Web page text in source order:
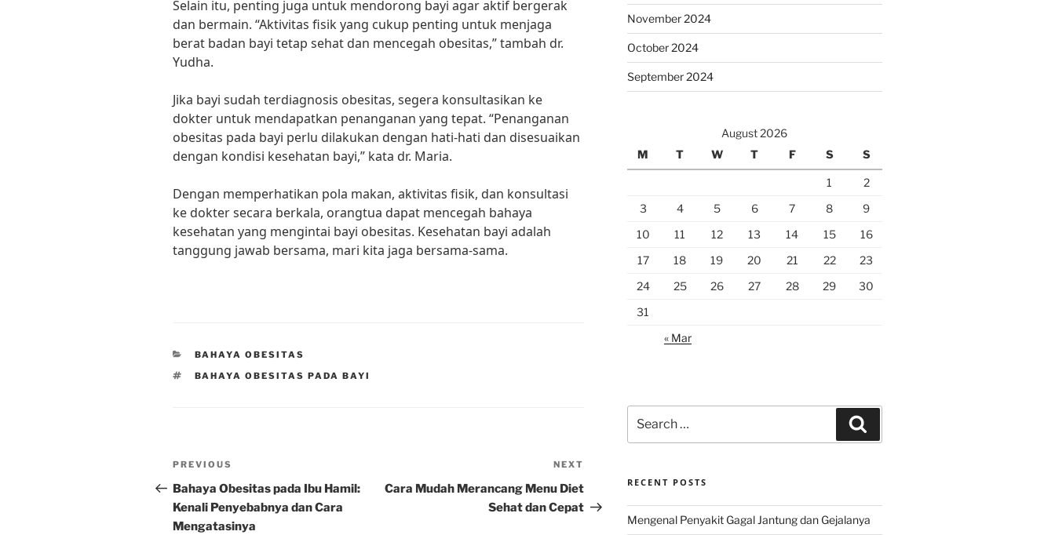
Selain itu, penting juga untuk mendorong bayi agar aktif bergerak
dan bermain. “Aktivitas fisik yang cukup penting untuk menjaga
berat badan bayi tetap sehat dan mencegah obesitas,” tambah dr.
Yudha.
Jika bayi sudah terdiagnosis obesitas, segera konsultasikan ke
dokter untuk mendapatkan penanganan yang tepat. “Penanganan
obesitas pada bayi perlu dilakukan dengan hati-hati dan disesuaikan
dengan kondisi kesehatan bayi,” kata dr. Maria.
Dengan memperhatikan pola makan, aktivitas fisik, dan konsultasi
ke dokter secara berkala, orangtua dapat mencegah bahaya
kesehatan yang mengintai bayi obesitas. Kesehatan bayi adalah
tanggung jawab bersama, mari kita jaga bersama-sama.
CATEGORIES
BAHAYA OBESITAS
TAGS
BAHAYA OBESITAS PADA BAYI
Post
navigation
Previous
Post
PREVIOUS
Bahaya Obesitas pada Ibu Hamil:
Kenali Penyebabnya dan Cara
Mengatasinya
Post
NEXT
Cara Mudah Merancang Menu Diet
Sehat dan Cepat
November 2024
October 2024
September 2024
August 2026
M
T W T F S S
1
2
3
4 5 6 7 8
9
10
11 12 13 14 15
16
17
18 19 20 21 22
23
24
25 26 27 28 29
30
31
« Mar
for:
RECENT POSTS
Mengenal Penyakit Gagal Jantung dan Gejalanya